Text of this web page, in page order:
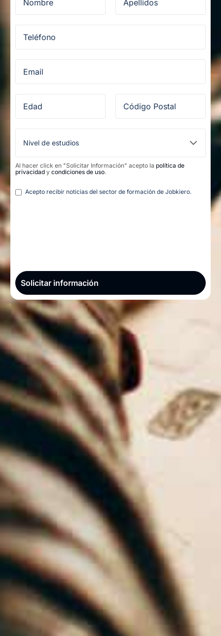
Al hacer click en "Solicitar Información" acepto la política de
privacidad y condiciones de uso.
Legal
Acepto recibir noticias del sector de formación de Jobkiero.